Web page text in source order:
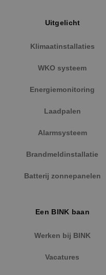
Uitgelicht
Klimaatinstallaties
WKO systeem
Energiemonitoring
Laadpalen
Alarmsysteem
Brandmeldinstallatie
Batterij zonnepanelen
Een BINK baan
Werken bij BINK
Vacatures
VISITOR_PRIVACY_METADATA
Google Privacy Policy